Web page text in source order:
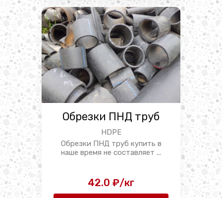
Обрезки ПНД труб
HDPE
Обрезки ПНД труб купить в
наше время не составляет ...
42.0 ₽/кг